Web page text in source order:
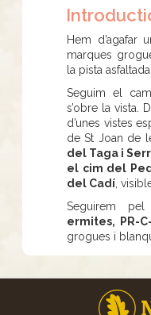
Hem d’agafar
marques
la pista
Seguim el
s’obre la vista.
d’unes vistes
de St Joan de
del Taga i
el cim del
del Cadí ,
Seguirem pel
ermites, PR-
grogues i